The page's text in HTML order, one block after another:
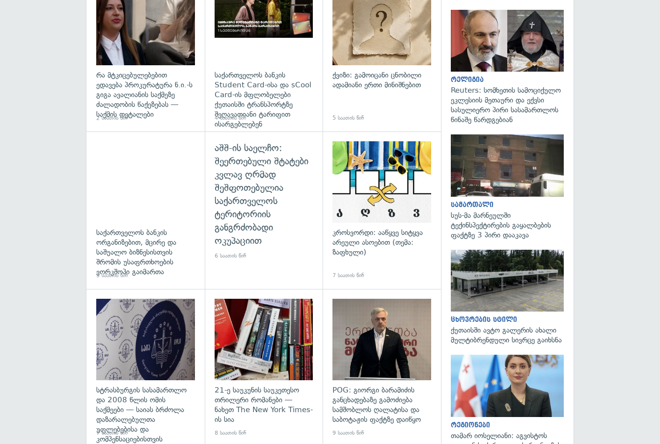
რა მტკიცებულებებით
ედავება პროკურატურა ნ.ი.-ს
გიგა ავალიანის საქმეზე
ძალადობის წაქეზებას —
საქმის დეტალები
2 საათის წინ
საქართველოს ბანკის
Student Card-ისა და sCool
Card-ის მფლობელები
ქუთაისში ტრანსპორტზე
შეღავათიანი ტარიფით
ისარგებლებენ
4 საათის წინ
ქვიზი: გამოიცანი ცნობილი
ადამიანი ერთი მინიშნებით
5 საათის წინ
საქართველოს ბანკის
ორგანიზებით, მცირე და
საშუალო ბიზნესისთვის
შრომის უსაფრთხოების
ვორკშოპი გაიმართა
5 საათის წინ
აშშ-ის საელჩო:
შეერთებული შტატები
კვლავ ღრმად
შეშფოთებულია
საქართველოს
ტერიტორიის
განგრძობადი
ოკუპაციით
6 საათის წინ
კროსვორდი: ააწყვე სიტყვა
არეული ასოებით (თემა:
ზაფხული)
7 საათის წინ
გადახედვა
სტრასბურგის სასამართლო
და 2008 წლის ომის
საქმეები — საიას ბრძოლა
დაზარალებულთა
უფლებებისა და
კომპენსაციებისთვის
7 საათის წინ
21-ე საუკუნის საუკეთესო
თრილერი რომანები —
ნახეთ The New York Times-
ის სია
8 საათის წინ
გადახედვა
POG: გიორგი ბარამიძის
განცხადებაზე გამოძიება
სამშობლოს ღალატისა და
საბოტაჟის ფაქტზე დაიწყო
9 საათის წინ
რელიგია
Reuters: სომხეთის სამოციქულო
ეკლესიის მეთაური და ექვსი
სასულიერო პირი სასამართლოს
წინაშე წარდგებიან
სამართალი
სუს-მა მარნეულში
ტექინსპექტირების გაყალბების
ფაქტზე 3 პირი დააკავა
ცხოვრების სტილი
ქუთაისში ავტო გალერის ახალი
მულტიბრენდული სივრცე გაიხსნა
რეგიონები
თამარ იოსელიანი: აგვისტოს